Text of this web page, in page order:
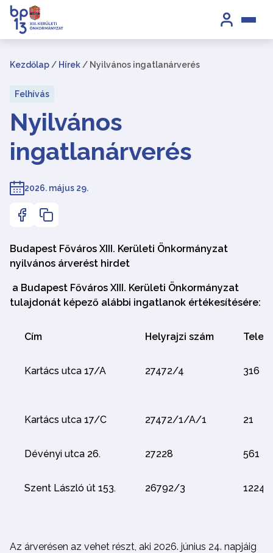
Kezdőlap / Hírek / Nyilvános ingatlanárverés
Felhívás
Nyilvános
ingatlanárverés
2026. május 29.
Budapest Főváros XIII. Kerületi Önkormányzat
nyilvános árverést hirdet
a Budapest Főváros XIII. Kerületi Önkormányzat
tulajdonát képező alábbi ingatlanok értékesítésére:
Cím Helyrajzi szám
Kartács utca 17/A 27472/4 316
Kartács utca 17/C 27472/1/A/1 21
Dévényi utca 26. 27228 561
Szent László út 153. 26792/3 1224
Az árverésen az vehet részt, aki 2026. június 24. napjáig